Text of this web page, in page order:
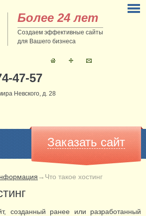
Более 24 лет
Создаем эффективные сайты
для Вашего бизнеса
47-57
Невского, д. 28
Заказать сайт
→ Что такое хостинг
созданный ранее или разработанный